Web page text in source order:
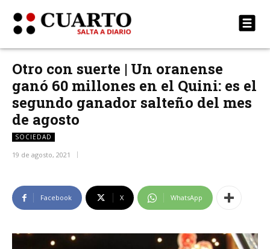
Otro con suerte | Un oranense
ganó 60 millones en el Quini: es el
segundo ganador salteño del mes
de agosto
SOCIEDAD
19 de agosto, 2021
Facebook X WhatsApp